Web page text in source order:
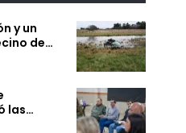
y un
de…
las…